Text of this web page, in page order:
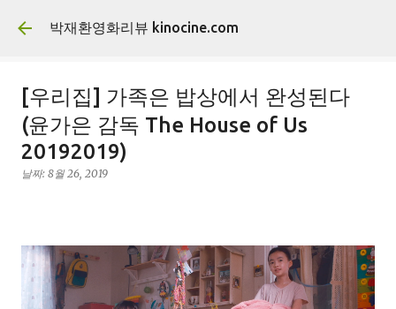
기본 콘텐츠로 건너뛰기
박재환영화리뷰 kinocine.com
[우리집] 가족은 밥상에서 완성된다
(윤가은 감독 The House of Us
20192019)
날짜: 8월 26, 2019